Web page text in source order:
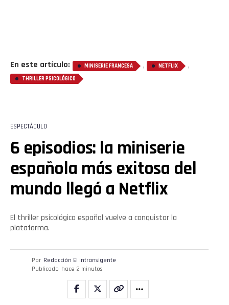
En este artículo: MINISERIE FRANCESA , NETFLIX ,
THRILLER PSICOLÓGICO
ESPECTÁCULO
6 episodios: la miniserie
española más exitosa del
mundo llegó a Netflix
El thriller psicológico español vuelve a conquistar la
plataforma.
Por Redacción El intransigente
Publicado hace 2 minutos